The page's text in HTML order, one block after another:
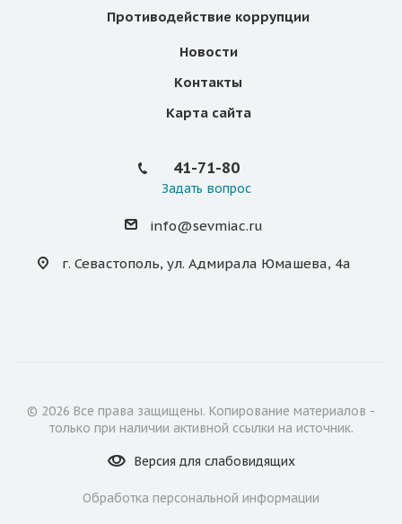
Противодействие коррупции
Новости
Контакты
Карта сайта
41-71-80
Задать вопрос
info@sevmiac.ru
г. Севастополь, ул. Адмирала Юмашева, 4а
© 2026 Все права защищены. Копирование материалов -
только при наличии активной ссылки на источник.
Версия для слабовидящих
Обработка персональной информации